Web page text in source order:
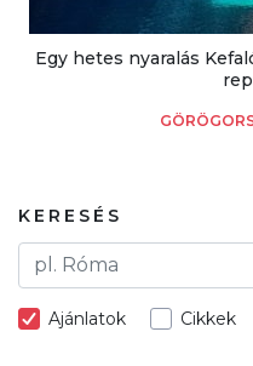
Egy hetes nyaralás
KERESÉS
Ajánlatok Cikkek